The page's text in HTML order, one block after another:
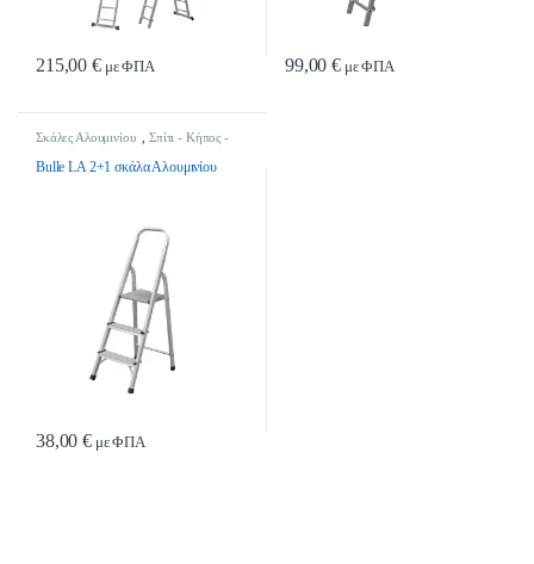
215,00€με ΦΠΑ 99,00€ με ΦΠΑ
Σκάλες Αλουμινίου
Σπίτι - Κήπος -
Bulle LΑ 2+1 σκάλα Αλουμινίου
38,00€ με ΦΠΑ